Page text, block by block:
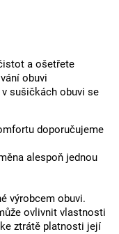
a ošetřete
obuvi
sušičkách obuvi se
doporučujeme
alespoň jednou
výrobcem obuvi.
ovlivnit vlastnosti
ztrátě platnosti její